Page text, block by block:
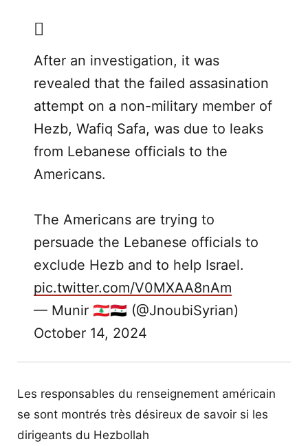
After an investigation, it was
revealed that the failed assasination
attempt on a non-military member of
Hezb, Wafiq Safa, was due to leaks
from Lebanese officials to the
Americans.
The Americans are trying to
persuade the Lebanese officials to
exclude Hezb and to help Israel.
pic.twitter.com/V0MXAA8nAm
— Munir 🇱🇧🇸🇾 (@JnoubiSyrian)
October 14, 2024
Les responsables du renseignement américain
se sont montrés très désireux de savoir si les
dirigeants du Hezbollah